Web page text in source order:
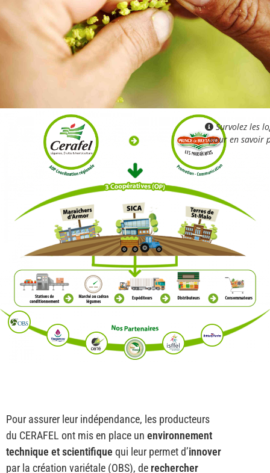
Survolez les
pour en savoir
Pour assurer leur indépendance, les producteurs
du CERAFEL ont mis en place un environnement
technique et scientifique qui leur permet d’innover
par la création variétale (OBS), de rechercher